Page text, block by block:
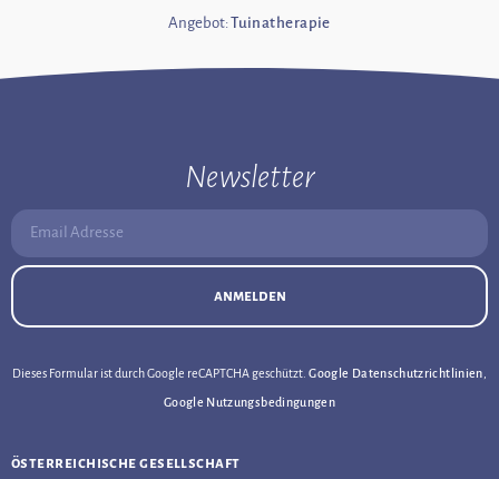
Angebot:Tuinatherapie
Newsletter
Email Adresse:
anmelden
Dieses Formular ist durch Google reCAPTCHA geschützt.Google Datenschutzrichtlinien
Google Nutzungsbedingungen
österreichische gesellschaft